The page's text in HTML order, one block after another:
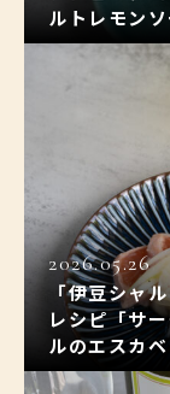
ルトレモン
2026.05.26
「伊豆シャ
レシピ「サ
ルのエスカ